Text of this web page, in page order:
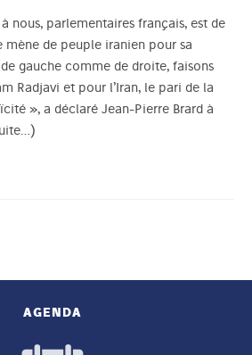
nous, parlementaires français, est de
mène de peuple iranien pour sa
gauche comme de droite, faisons
Radjavi et pour l’Iran, le pari de la
», a déclaré Jean-Pierre Brard à
AGENDA